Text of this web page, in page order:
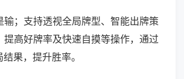
输；支持透视全局牌型、智能出牌策
提高好牌率及快速自摸等操作，通过
果，提升胜率。